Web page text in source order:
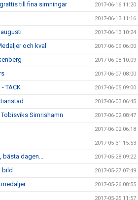
till fina simningar 2017-06-16 11:20
2017-06-13 11:16
2017-06-13 10:24
och kval 2017-06-09 06:00
2017-06-08 10:09
2017-06-07 08:00
TACK 2017-06-05 09:00
2017-06-03 06:45
Simrishamn 2017-06-02 08:47
2017-06-02 06:18
2017-05-31 15:53
bästa dagen... 2017-05-28 09:22
bild 2017-05-27 07:49
medaljer 2017-05-26 08:55
2017-05-25 11:57